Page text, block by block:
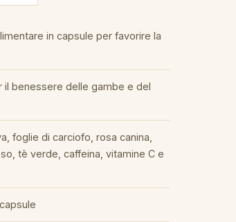
in capsule per favorire la
il benessere delle gambe e del
foglie di carciofo, rosa canina,
tè verde, caffeina, vitamine C e